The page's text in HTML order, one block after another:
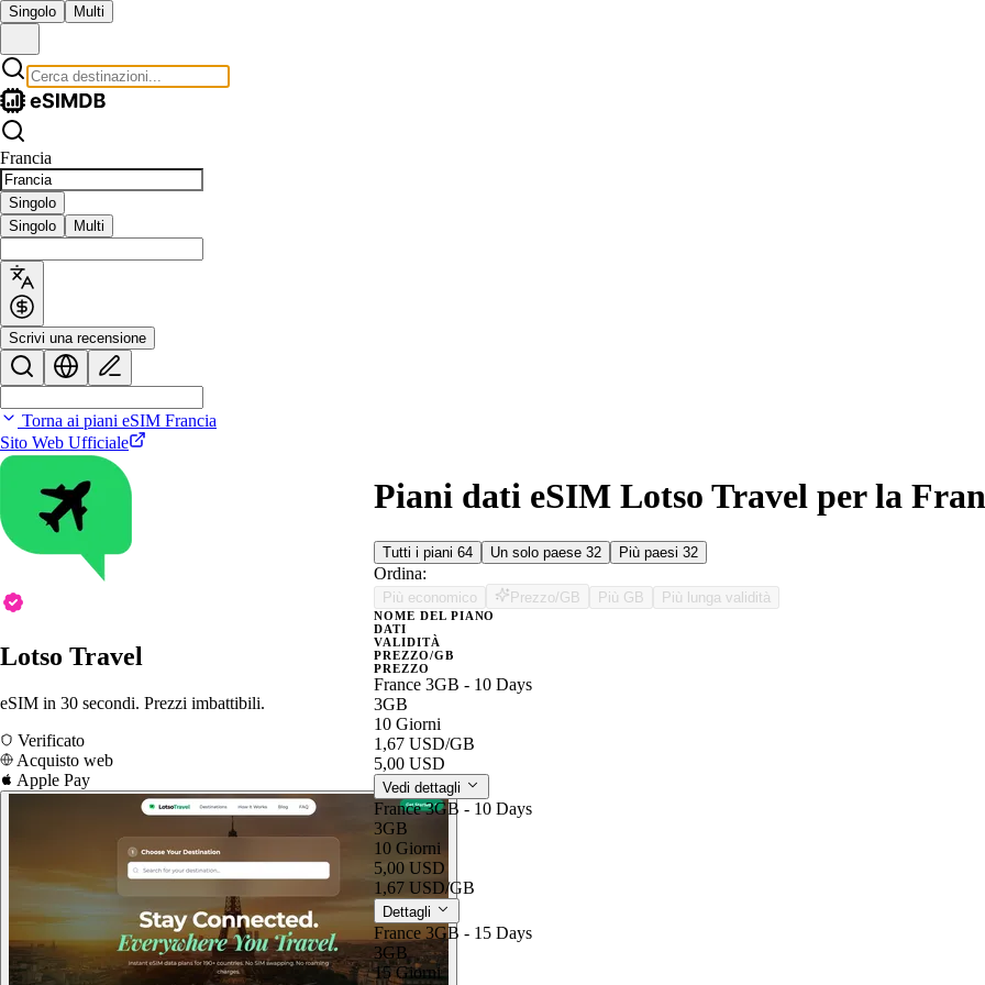
Singolo Multi
Francia
Singolo
Singolo
Multi
Scrivi una recensione
Torna ai piani eSIM Francia
Sito Web Ufficiale
Lotso Travel
eSIM in 30 secondi. Prezzi imbattibili.
Verificato
Acquisto web
Apple Pay
Piani dati eSIM Lotso Travel per la
Tutti i piani 64 Un solo paese 32 Più paesi 32
Ordina:
Più economico Prezzo/GB Più GB Più lunga validità
NOME DEL PIANO
DATI
VALIDITÀ
PREZZO/GB
PREZZO
France 3GB - 10 Days
3GB
10 Giorni
1,67 USD/GB
5,00 USD
Vedi dettagli
France 3GB - 10 Days
3GB
10 Giorni
5,00 USD
1,67 USD/GB
Dettagli
France 3GB - 15 Days
3GB
15 Giorni